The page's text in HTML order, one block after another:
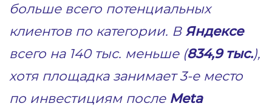
больше всего потенциальных
клиентов по категории. В Яндексе
всего на 140 тыс. меньше (834,9 тыс.),
хотя площадка занимает 3-е место
по инвестициям послеMeta